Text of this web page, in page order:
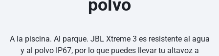
polvo
A la piscina. Al parque. JBL Xtreme 3 es resistente al agua
y al polvo IP67, por lo que puedes llevar tu altavoz a